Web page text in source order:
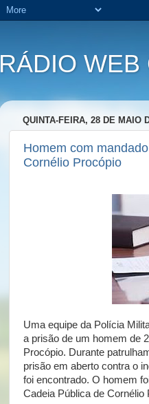
RÁDIO WEB
QUINTA-FEIRA, 28 DE MAIO
Homem com
Cornélio Procópio
Uma equipe da Polícia
a prisão de um homem de
Procópio. Durante
prisão em aberto contra o
foi encontrado. O homem
Cadeia Pública de Cornélio